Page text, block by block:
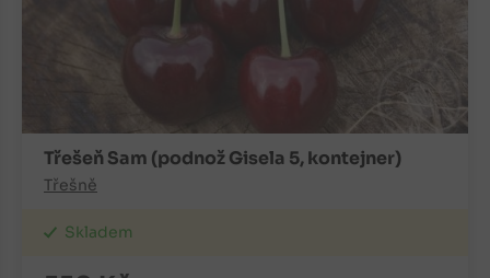
Třešeň Sam (podnož Gisela 5, kontejner)
Třešně
Skladem